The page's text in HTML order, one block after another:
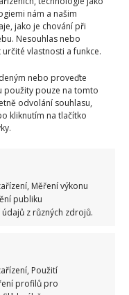
nám a našim
jako je chování při
Nesouhlas nebo
vlastnosti a funkce.
nebo proveďte
použity pouze na tomto
odvolání souhlasu,
kliknutím na tlačítko
Měření výkonu
publiku
z různých zdrojů.
Použití
profilů pro